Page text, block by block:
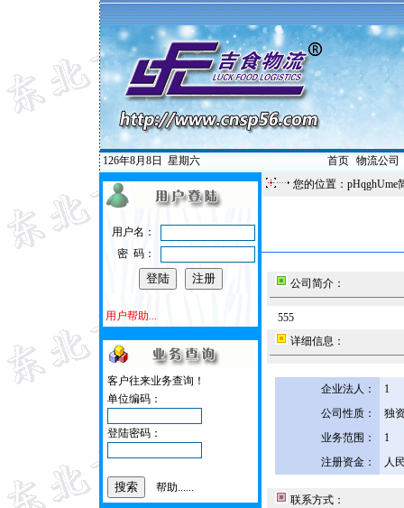
126年8月8日 星期六 首页| 物流公司
用户名：
密 码：
用户帮助...
客户往来业务查询！
单位编码：
登陆密码：
帮助......
您的位置：pHqghUme
公司简介：
555
详细信息：
企业法人：
1
公司性质：
独
业务范围：
1
注册资金：
人
联系方式：